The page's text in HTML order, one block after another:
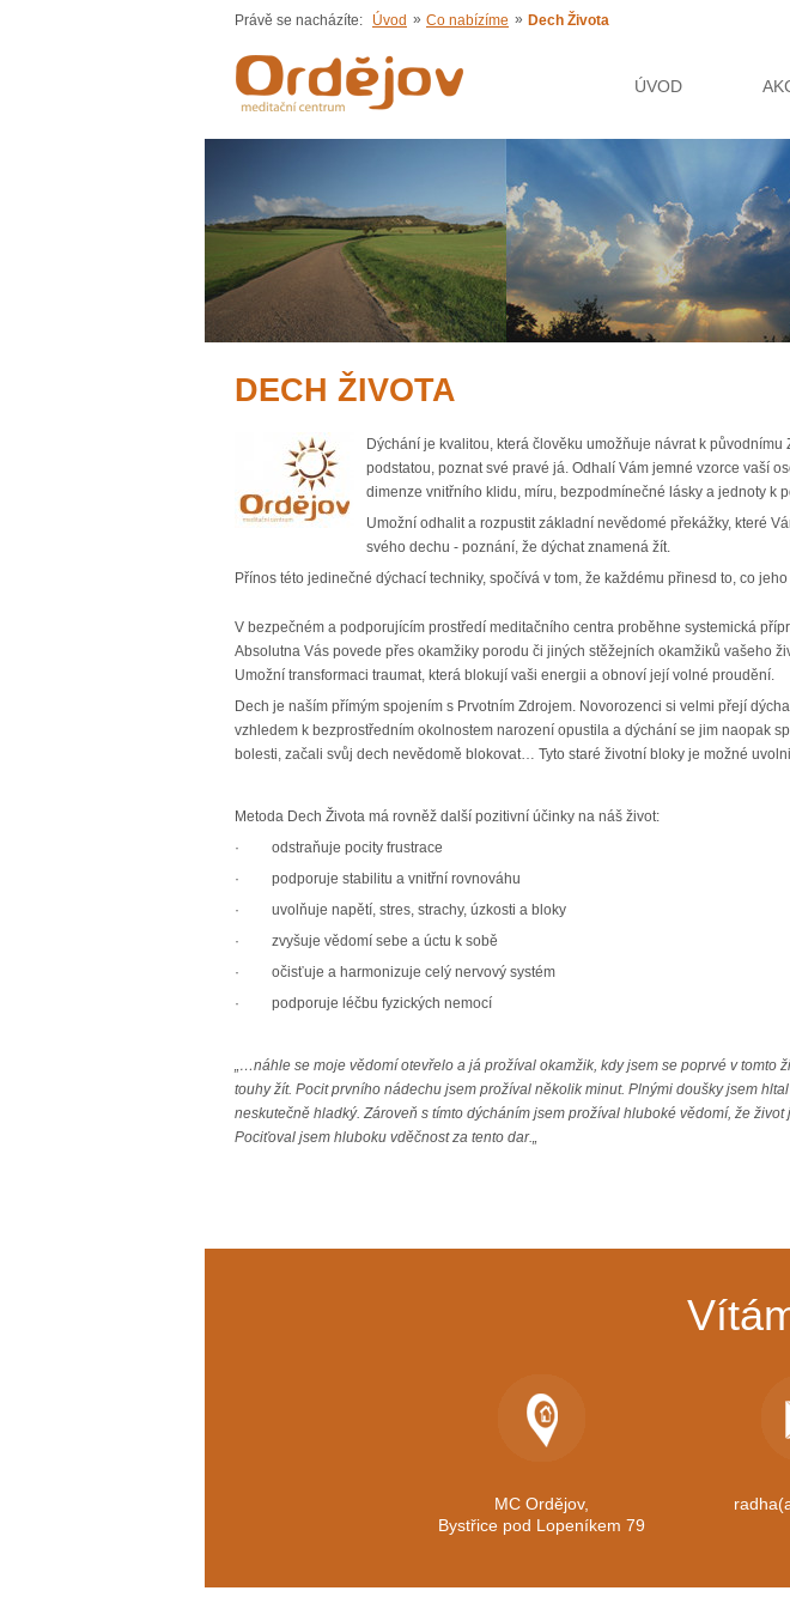
Právě se nacházíte: Úvod » Co nabízíme » Dech Života
ÚVOD
DECH ŽIVOTA
Dýchání je kvalitou, která člověku umožňuje návrat k
podstatou, poznat své pravé já. Odhalí Vám jemné vzorce vaší
dimenze vnitřního klidu, míru, bezpodmínečné lásky a jednoty
Umožní odhalit a rozpustit základní nevědomé překážky, které
svého dechu - poznání, že dýchat znamená žít.
Přínos této jedinečné dýchací techniky, spočívá v tom, že každému přinesd to, co
V bezpečném a podporujícím prostředí meditačního centra proběhne systemická
Absolutna Vás povede přes okamžiky porodu či jiných stěžejních okamžiků vašeho
Umožní transformaci traumat, která blokují vaši energii a obnoví její volné proudění.
Dech je naším přímým spojením s Prvotním Zdrojem. Novorozenci si velmi přejí
vzhledem k bezprostředním okolnostem narození opustila a dýchání se jim naopak
bolesti, začali svůj dech nevědomě blokovat… Tyto staré životní bloky je možné
Metoda Dech Života má rovněž další pozitivní účinky na náš život:
· odstraňuje pocity frustrace
· podporuje stabilitu a vnitřní rovnováhu
· uvolňuje napětí, stres, strachy, úzkosti a bloky
· zvyšuje vědomí sebe a úctu k sobě
· očisťuje a harmonizuje celý nervový systém
· podporuje léčbu fyzických nemocí
„…náhle se moje vědomí otevřelo a já prožíval okamžik, kdy jsem se poprvé v
touhy žít. Pocit prvního nádechu jsem prožíval několik minut. Plnými doušky jsem
neskutečně hladký. Zároveň s tímto dýcháním jsem prožíval hluboké vědomí, že
Pociťoval jsem hluboku vděčnost za tento dar.„
MC Ordějov,
Bystřice pod Lopeníkem 79